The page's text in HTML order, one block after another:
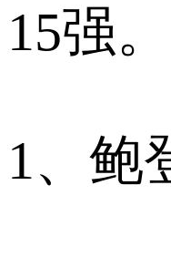
15强。
1、鲍